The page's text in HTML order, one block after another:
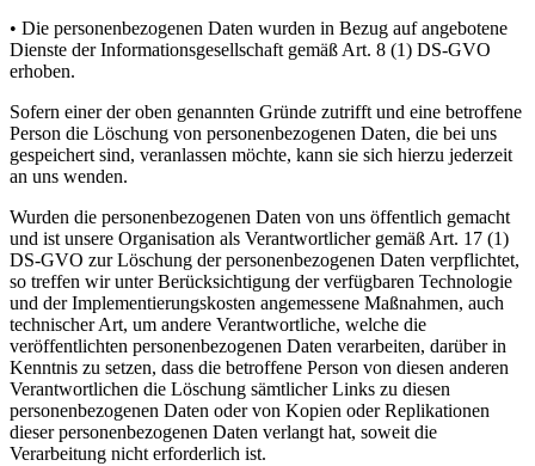
• Die personenbezogenen Daten wurden in Bezug auf angebotene
Dienste der Informationsgesellschaft gemäß Art. 8 (1) DS-GVO
erhoben.
Sofern einer der oben genannten Gründe zutrifft und eine betroffene
Person die Löschung von personenbezogenen Daten, die bei uns
gespeichert sind, veranlassen möchte, kann sie sich hierzu jederzeit
an uns wenden.
Wurden die personenbezogenen Daten von uns öffentlich gemacht
und ist unsere Organisation als Verantwortlicher gemäß Art. 17 (1)
DS-GVO zur Löschung der personenbezogenen Daten verpflichtet,
so treffen wir unter Berücksichtigung der verfügbaren Technologie
und der Implementierungskosten angemessene Maßnahmen, auch
technischer Art, um andere Verantwortliche, welche die
veröffentlichten personenbezogenen Daten verarbeiten, darüber in
Kenntnis zu setzen, dass die betroffene Person von diesen anderen
Verantwortlichen die Löschung sämtlicher Links zu diesen
personenbezogenen Daten oder von Kopien oder Replikationen
dieser personenbezogenen Daten verlangt hat, soweit die
Verarbeitung nicht erforderlich ist.